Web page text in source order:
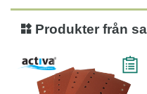
Produkter från